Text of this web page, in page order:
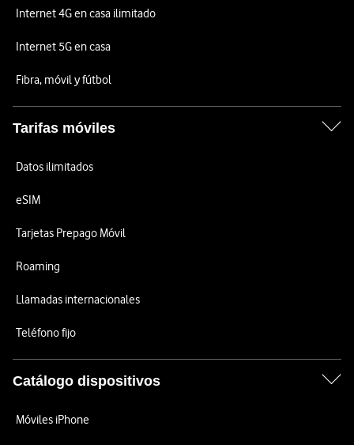
Internet 4G en casa ilimitado
Internet 5G en casa
Fibra, móvil y fútbol
Tarifas móviles
Datos ilimitados
eSIM
Tarjetas Prepago Móvil
Roaming
Llamadas internacionales
Teléfono fijo
Catálogo dispositivos
Móviles iPhone